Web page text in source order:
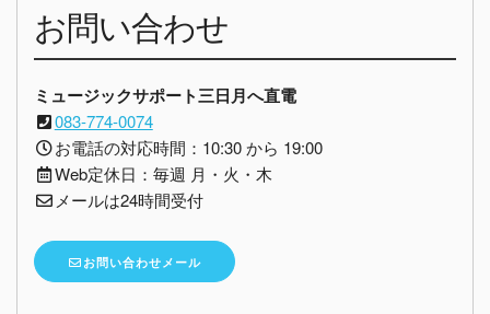
お問い合わせ
ミュージックサポート三日月へ直電
083-774-0074
お電話の対応時間：10:30 から 19:00
Web定休日：毎週 月・火・木
メールは24時間受付
お問い合わせメール